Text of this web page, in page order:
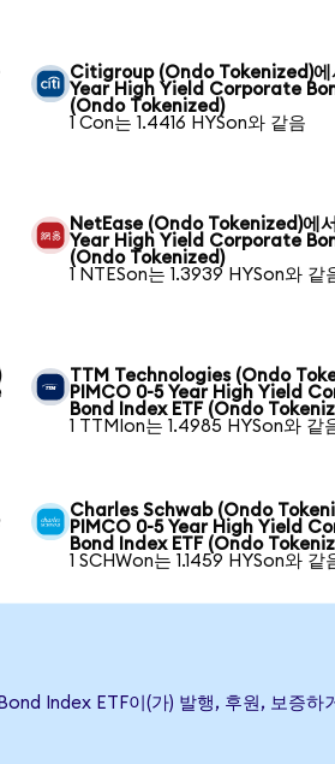
Citigroup (Ondo Tokenized)에
Year High Yield Corporate
(Ondo Tokenized)
1 Con는 1.4416 HYSon와 같음
NetEase (Ondo Tokenized)에
Year High Yield Corporate
(Ondo Tokenized)
1 NTESon는 1.3939 HYSon와 같
TTM Technologies (Ondo
PIMCO 0-5 Year High Yield
Bond Index ETF (Ondo
1 TTMIon는 1.4985 HYSon와 같
Charles Schwab (Ondo
PIMCO 0-5 Year High Yield
Bond Index ETF (Ondo
1 SCHWon는 1.1459 HYSon와 같
Index ETF이(가) 발행, 후원, 보증하